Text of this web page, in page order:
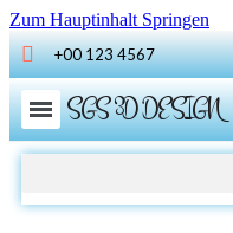
Zum Hauptinhalt Springen
+00 123 4567
SGS 3D DESIGN